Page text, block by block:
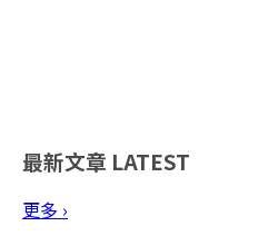
最新文章 LATEST
更多 ›